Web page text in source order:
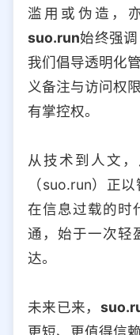
滥用或伪造，
suo.run始终强调
我们倡导透明化
义备注与访问权
有掌控权。
从技术到人文，
（suo.run）正
在信息过载的时
通，始于一次轻
达。
未来已来，